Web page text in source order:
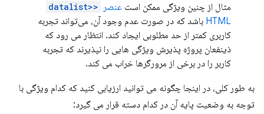
مثال از چنین ویژگی ممکن است عنصر <datalist>
HTML باشد که در صورت عدم وجود آن، می‌تواند تجربه
کاربری کمتر از حد مطلوبی ایجاد کند. انتظار می رود که
ذینفعان پروژه پذیرش ویژگی هایی را نپذیرند که تجربه
کاربر را در برخی از مرورگرها خراب می کند.
به طور کلی، در اینجا چگونه می توانید ارزیابی کنید که کدام ویژگی با
توجه به وضعیت پایه آن در کدام دسته قرار می گیرد: